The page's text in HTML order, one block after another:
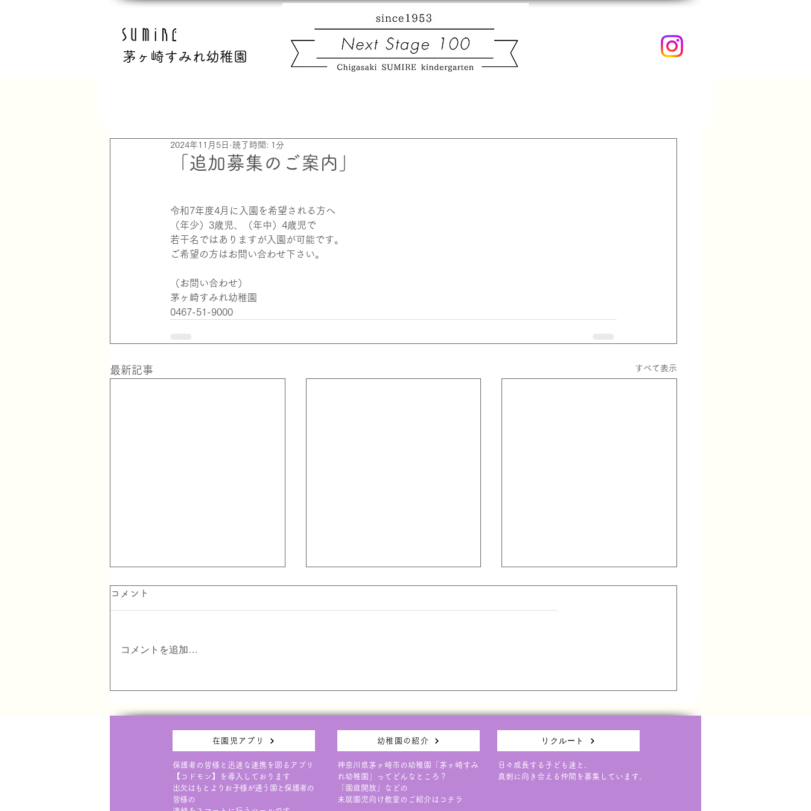
茅ヶ崎すみれ幼稚園
「追加募集のご案内」
2024年11月5日 読了時間: 1分
令和7年度4月に入園を希望される方へ
（年少）3歳児、（年中）4歳児で
若干名ではありますが入園が可能です。
ご希望の方はお問い合わせ下さい。
（お問い合わせ）
茅ヶ崎すみれ幼稚園
0467-51-9000
最新記事 すべて表示
令和9年度 入園希望調査書
(在園児･卒園児弟妹)
対象。該当の方はこちらから印刷
ます。 ※２年保育（年中）の募
集及び、優先枠は原則ありませ
ん。ご希望の方はご相談くださ
いて
知らせ
だきます。
コメント
コメントを追加…
在園児アプリ
保護者の皆様と迅速な連携を図るアプリ
【コドモン】を導入しております
出欠はもとよりお子様が通う園と保護者の
皆様の
幼稚園の紹介
神奈川県茅ヶ崎市の幼稚園「茅ヶ崎すみ
れ幼稚園」ってどんなところ？
「園庭開放」などの
未就園児向け教室のご紹介はコチラ
リクルート
日々成長する子ども達と、
真剣に向き合える仲間を募集しています。